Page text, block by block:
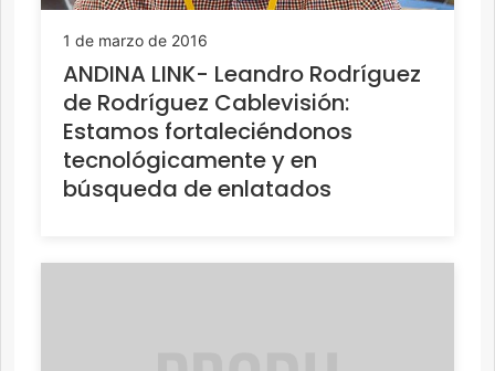
1 de marzo de 2016
ANDINA LINK- Leandro Rodríguez
de Rodríguez Cablevisión:
Estamos fortaleciéndonos
tecnológicamente y en
búsqueda de enlatados